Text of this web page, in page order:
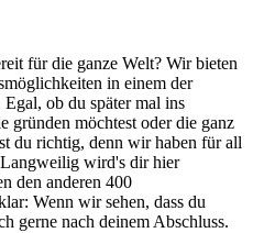
für die ganze Welt? Wir bieten
in einem der
ob du später mal ins
gründen möchtest oder die ganz
du richtig, denn wir haben für all
Langweilig wird's dir hier
den anderen 400
Wenn wir sehen, dass du
gerne nach deinem Abschluss.